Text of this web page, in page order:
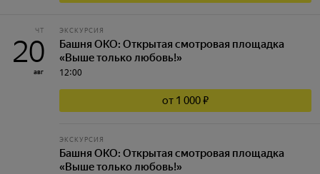
ЧТ
20
авг
ЭКСКУРСИЯ
Башня ОКО: Открытая смотровая площадка
«Выше только любовь!»
12:00
от 1 000 ₽
ЭКСКУРСИЯ
Башня ОКО: Открытая смотровая площадка
«Выше только любовь!»